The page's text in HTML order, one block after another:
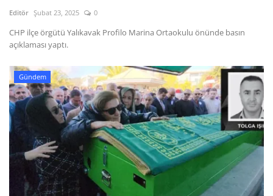
Editör Şubat 23, 2025 0
CHP ilçe örgütü Yalıkavak Profilo Marina Ortaokulu önünde basın
açıklaması yaptı.
Gündem